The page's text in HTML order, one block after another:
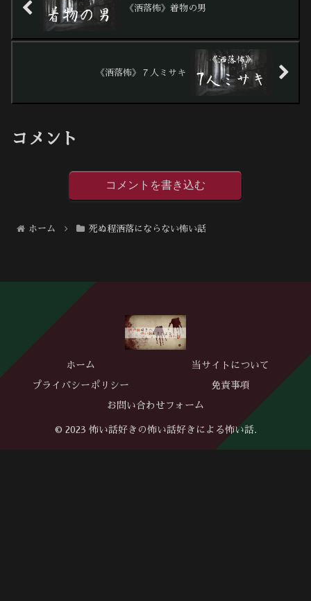
《洒落怖》着物の男
《洒落怖》７人ミサキ
コメント
コメントを書き込む
ホーム 死ぬ程洒落にならない怖い話
ホーム 当サイトについて
プライバシーポリシー 免責事項
お問い合わせフォーム
© 2023 怖い話好きの怖い話好きによる怖い話.